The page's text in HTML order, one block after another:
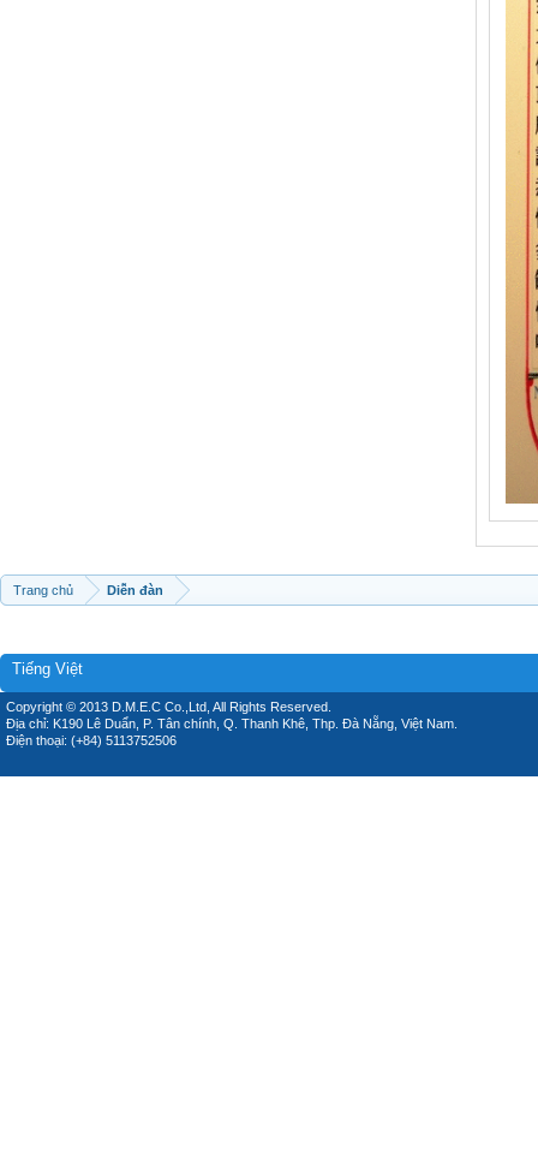
Trang chủ Diễn đàn
Tiếng Việt
Copyright © 2013 D.M.E.C Co.,Ltd, All Rights Reserved.
Địa chỉ: K190 Lê Duẩn, P. Tân chính, Q. Thanh Khê, Thp. Đà Nẵng, Việt Nam.
Điện thoại: (+84) 5113752506